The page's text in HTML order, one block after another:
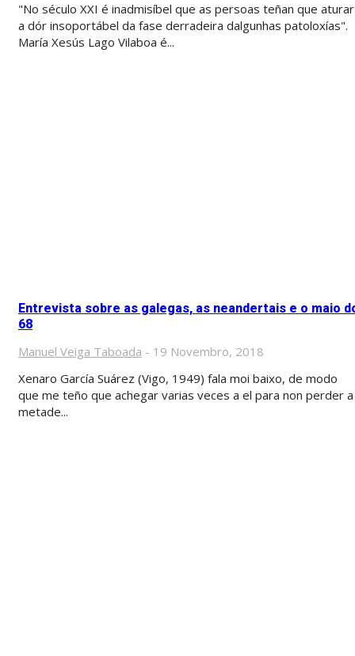
"No século XXI é inadmisíbel que as persoas teñan que aturar
a dór insoportábel da fase derradeira dalgunhas patoloxías".
María Xesús Lago Vilaboa é...
Entrevista sobre as galegas, as neandertais e o maio
68
Manuel Veiga Taboada - 19 Novembro, 2018
Xenaro García Suárez (Vigo, 1949) fala moi baixo, de modo
que me teño que achegar varias veces a el para non perder a
metade...